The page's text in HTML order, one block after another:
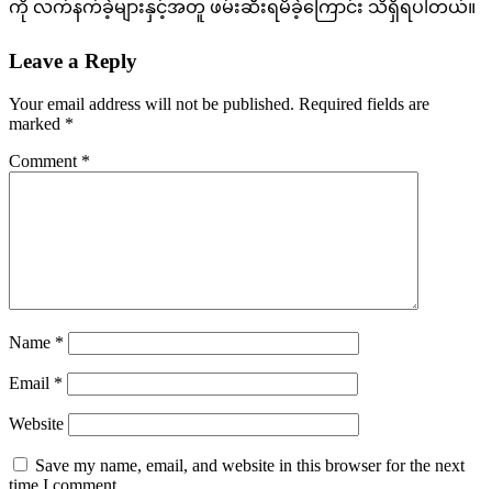
ကို လက်နက်ခဲ့များနှင့်အတူ ဖမ်းဆီးရမိခဲ့ကြောင်း သိရှိရပါတယ်။
Leave a Reply
Your email address will not be published. Required fields are
marked *
Comment *
Name *
Email *
Website
Save my name, email, and website in this browser for the next
time I comment.